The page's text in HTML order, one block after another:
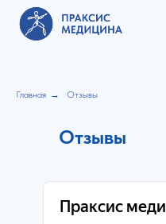
Главная → Отзывы
Отзывы